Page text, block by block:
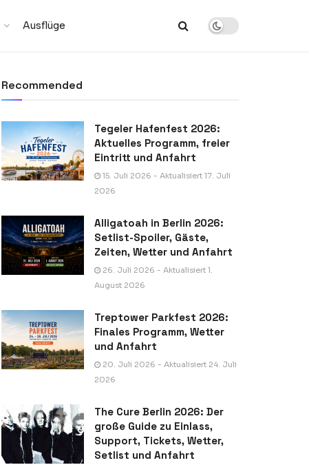
Ausflüge
Recommended
Tegeler Hafenfest 2026:
Aktuelles Programm, freier
Eintritt und Anfahrt
15. Juli 2026 - Aktualisiert 17. Juli
2026
Alligatoah in Berlin 2026:
Setlist-Spoiler, Gäste,
Zeiten, Wetter und Anfahrt
26. Juli 2026 - Aktualisiert 1.
August 2026
Treptower Parkfest 2026:
Finales Programm, Wetter
und Anfahrt
20. Juli 2026 - Aktualisiert 24. Juli
2026
The Cure Berlin 2026: Der
große Guide zu Einlass,
Support, Tickets, Wetter,
Setlist und Anfahrt